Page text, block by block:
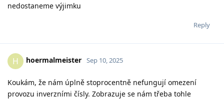
nedostaneme výjimku
Reply
H hoermalmeister Sep 10, 2025
Koukám, že nám úplně stoprocentně nefungují omezení
provozu inverzními čísly. Zobrazuje se nám třeba tohle